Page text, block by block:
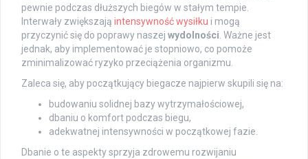
pewnie podczas dłuższych biegów w stałym tempie.
Interwały zwiększają intensywność wysiłku i mogą
przyczynić się do poprawy naszej wydolności . Ważne jest
jednak, aby implementować je stopniowo, co pomoże
zminimalizować ryzyko przeciążenia organizmu.
Zaleca się, aby początkujący biegacze najpierw skupili się na:
budowaniu solidnej bazy wytrzymałościowej,
dbaniu o komfort podczas biegu,
adekwatnej intensywności w początkowej fazie.
Dbanie o te aspekty sprzyja zdrowemu rozwijaniu